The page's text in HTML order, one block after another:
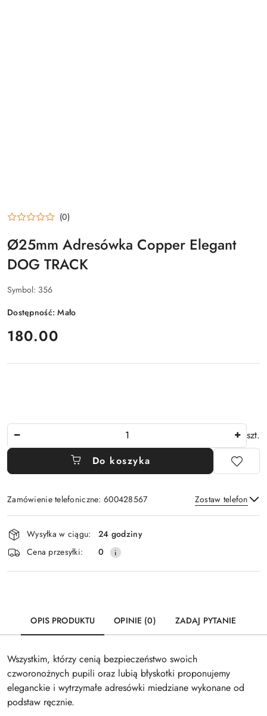
(0)
Ø25mm Adresówka Copper Elegant
DOG TRACK
Symbol: 356
Dostępność:Mało
cena:
180.00
szt.
Do koszyka
Zamówienie telefoniczne: 600428567 Zostaw telefon
Wyślij
Dostępność
i
dostawa
Wysyłka w ciągu:
24 godziny
Cena przesyłki:
0
OPIS PRODUKTU OPINIE (0) ZADAJ PYTANIE
Wszystkim, którzy cenią bezpieczeństwo swoich
czworonożnych pupili oraz lubią błyskotki proponujemy
eleganckie i wytrzymałe adresówki miedziane wykonane od
podstaw ręcznie.